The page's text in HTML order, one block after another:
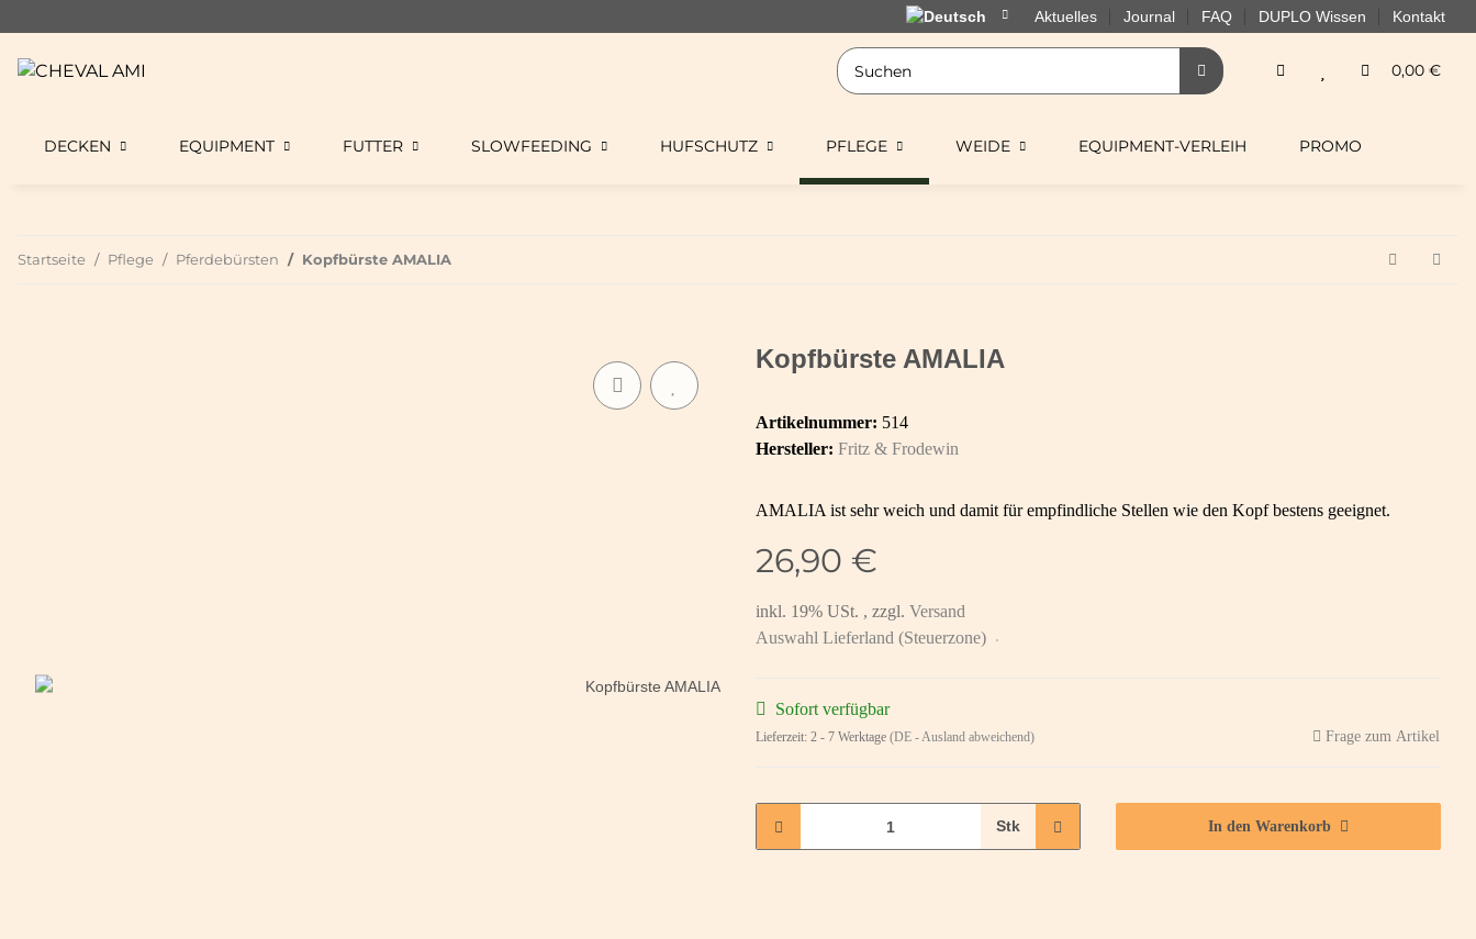
Aktuelles Journal FAQ DUPLO Wissen Kontakt
0,00 €
DECKEN EQUIPMENT FUTTER SLOWFEEDING HUFSCHUTZ PFLEGE WEIDE EQUIPMENT-VERLEIH PROMO
Startseite Pflege Pferdebürsten Kopfbürste AMALIA
Kopfbürste AMALIA
Artikelnummer: 514
Hersteller: Fritz & Frodewin
AMALIA ist sehr weich und damit für empfindliche Stellen wie den Kopf bestens geeignet.
26,90 €
inkl. 19% USt. , zzgl. Versand
Auswahl Lieferland (Steuerzone)
Sofort verfügbar
Lieferzeit: 2 - 7 Werktage (DE - Ausland abweichend) Frage zum Artikel
Stk In den Warenkorb